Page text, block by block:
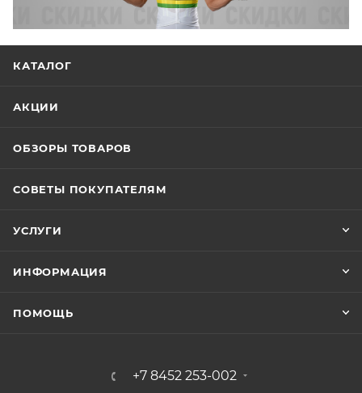
КАТАЛОГ
АКЦИИ
ОБЗОРЫ ТОВАРОВ
СОВЕТЫ ПОКУПАТЕЛЯМ
УСЛУГИ
ИНФОРМАЦИЯ
ПОМОЩЬ
+7 8452 253-002